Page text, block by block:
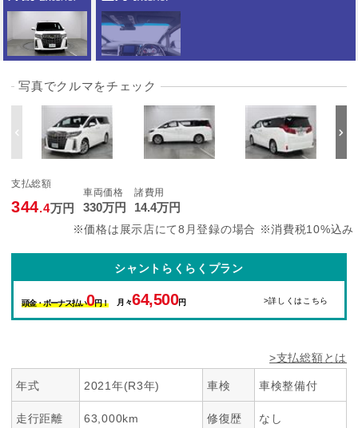
写真でクルマをチェック
支払総額
344.4万円
車両価格
330万円
諸費用
14.4万円
※価格は展示店にて8月登録の場合 ※消費税10%込み
シャントらくらくプラン
頭金・ボーナス払い0円！ 月々64,500円 >詳しくはこちら
>支払総額とは
年式 2021年(R3年) 車検 車検整備付
走行距離 63,000km 修復歴 なし